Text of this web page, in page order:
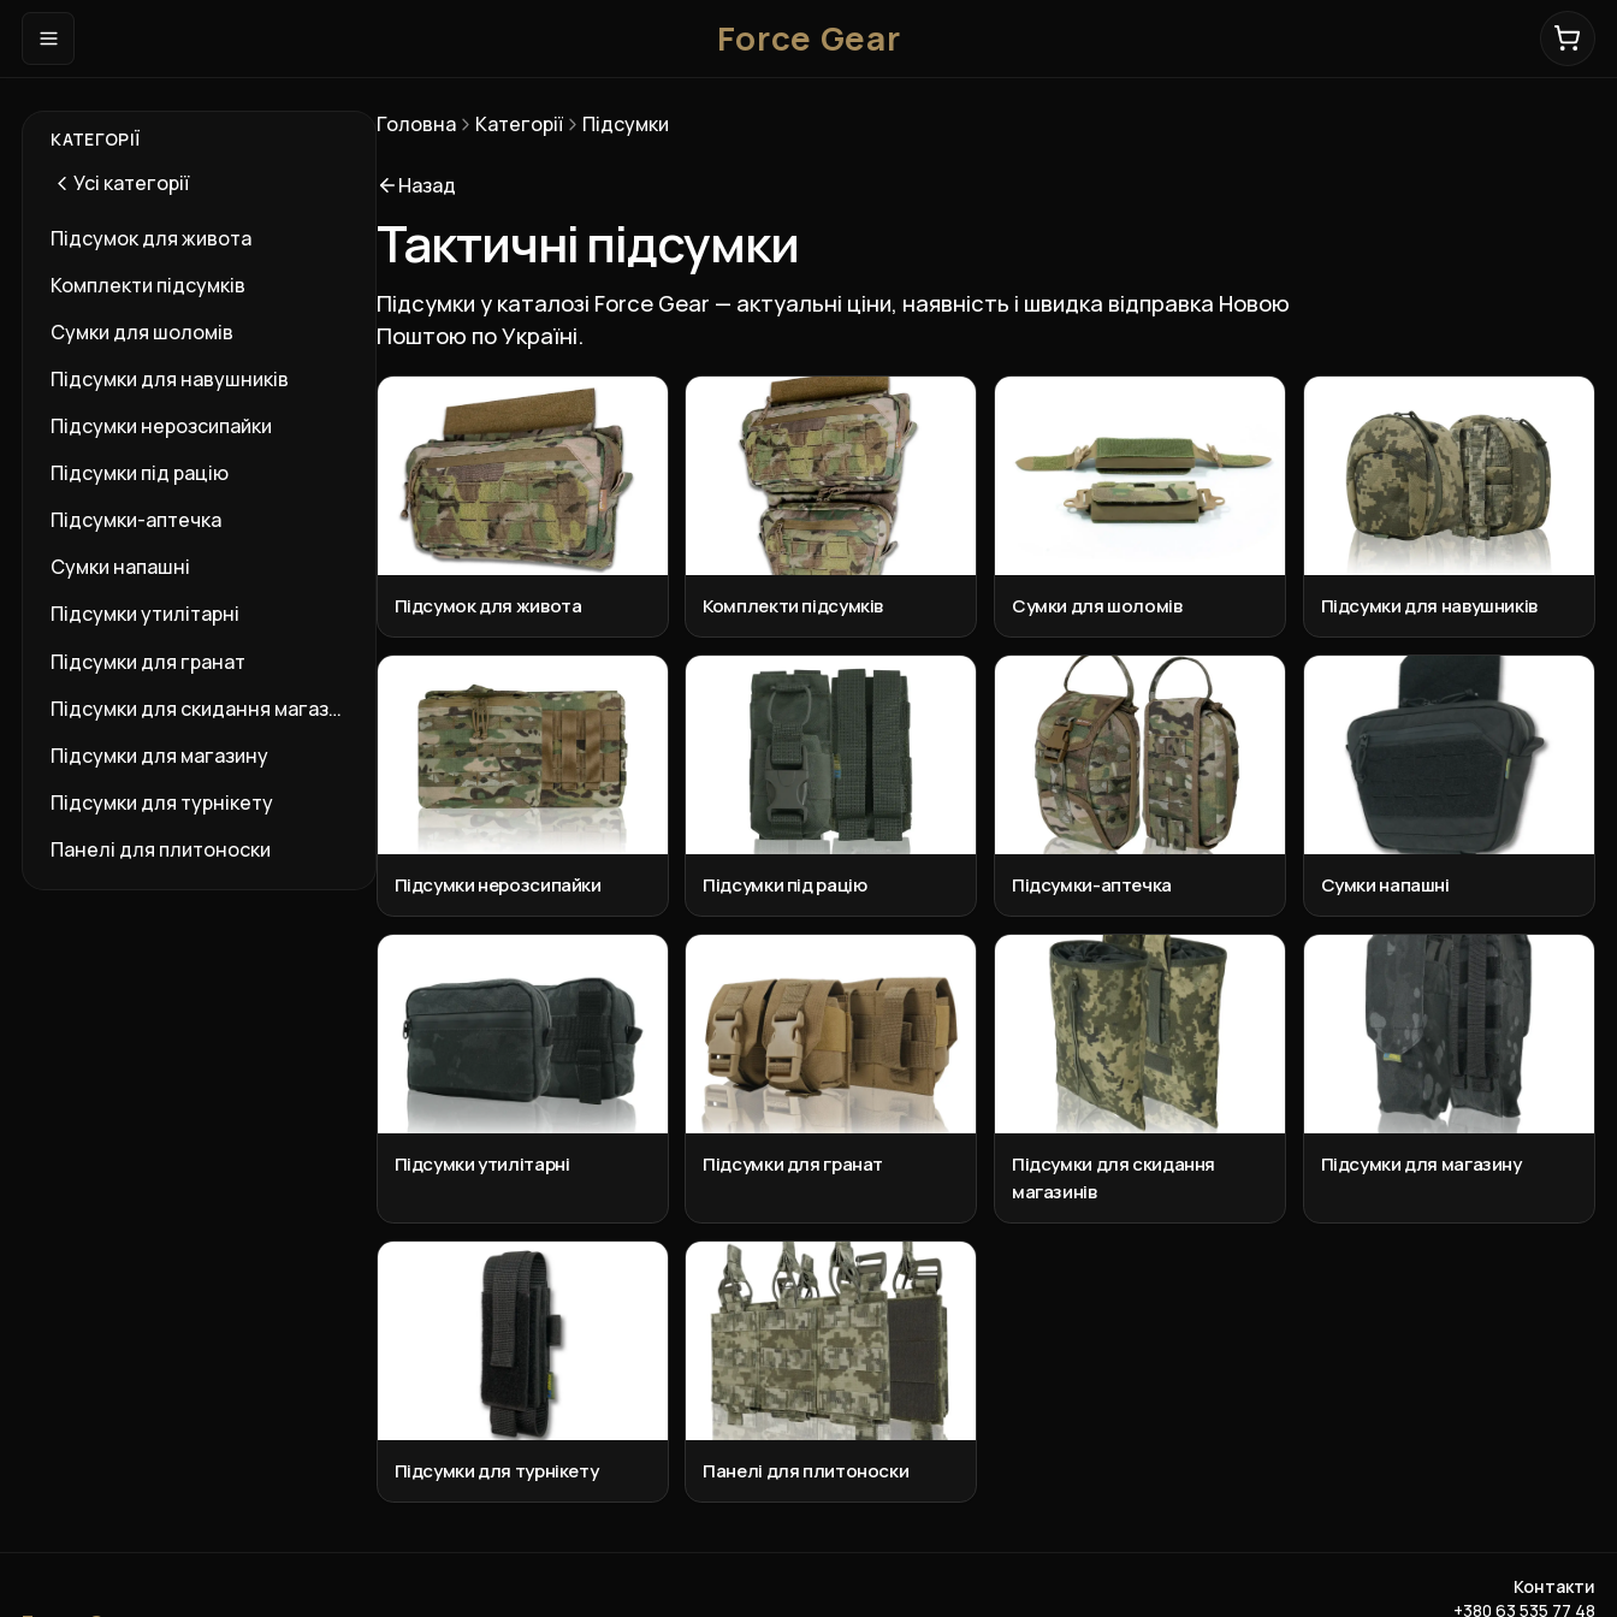
Force Gear
КАТЕГОРІЇ
Усі категорії
Підсумок для живота
Комплекти підсумків
Сумки для шоломів
Підсумки для навушників
Підсумки нерозсипайки
Підсумки під рацію
Підсумки-аптечка
Сумки напашні
Підсумки утилітарні
Підсумки для гранат
Підсумки для скидання магазинів
Підсумки для магазину
Підсумки для турнікету
Панелі для плитоноски
Головна Категорії Підсумки
Назад
Тактичні підсумки
Підсумки у каталозі Force Gear — актуальні ціни, наявність і швидка відправка Новою
Поштою по Україні.
Підкатегорії
Підсумок для живота Комплекти підсумків Сумки для шоломів Підсумки для навушників
Підсумки нерозсипайки Підсумки під рацію Підсумки-аптечка Сумки напашні
Підсумки утилітарні Підсумки для гранат
Підсумки для скидання
магазинів
Підсумки для магазину
Підсумки для турнікету Панелі для плитоноски
Контакти
+380 63 535 77 48